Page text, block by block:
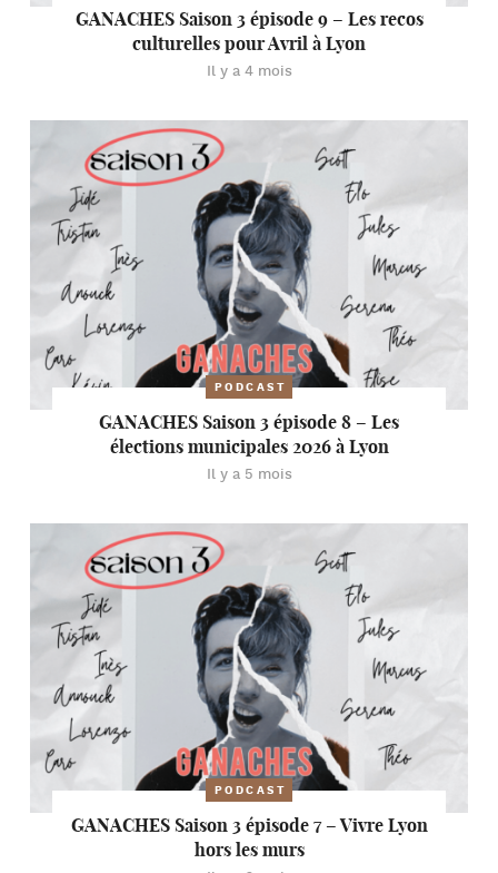
GANACHES Saison 3 épisode 9 – Les recos
culturelles pour Avril à Lyon
Il y a 4 mois
PODCAST
GANACHES Saison 3 épisode 8 – Les
élections municipales 2026 à Lyon
Il y a 5 mois
PODCAST
GANACHES Saison 3 épisode 7 – Vivre Lyon
hors les murs